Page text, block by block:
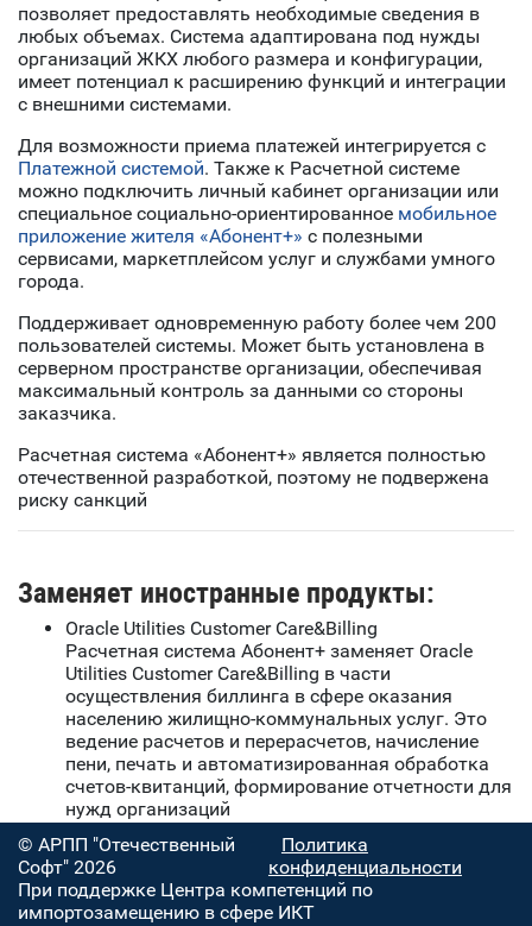
позволяет предоставлять необходимые сведения в
любых объемах. Система адаптирована под нужды
организаций ЖКХ любого размера и конфигурации,
имеет потенциал к расширению функций и интеграции
с внешними системами.
Для возможности приема платежей интегрируется с
Платежной системой. Также к Расчетной системе
можно подключить личный кабинет организации или
специальное социально-ориентированное мобильное
приложение жителя «Абонент+» с полезными
сервисами, маркетплейсом услуг и службами умного
города.
Поддерживает одновременную работу более чем 200
пользователей системы. Может быть установлена в
серверном пространстве организации, обеспечивая
максимальный контроль за данными со стороны
заказчика.
Расчетная система «Абонент+» является полностью
отечественной разработкой, поэтому не подвержена
риску санкций
Заменяет иностранные продукты:
Oracle Utilities Customer Care&Billing
Расчетная система Абонент+ заменяет Oracle
Utilities Customer Care&Billing в части
осуществления биллинга в сфере оказания
населению жилищно-коммунальных услуг. Это
ведение расчетов и перерасчетов, начисление
пени, печать и автоматизированная обработка
счетов-квитанций, формирование отчетности для
нужд организаций
© АРПП "Отечественный
Софт" 2026
Политика
конфиденциальности
При поддержке Центра компетенций по
импортозамещению в сфере ИКТ